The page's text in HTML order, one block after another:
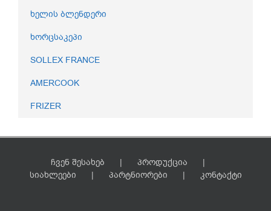
ხელის ბლენდერი
ხორცსაკეპი
SOLLEX FRANCE
AMERCOOK
FRIZER
ჩვენ შესახებ
პროდუქცია
სიახლეები
პარტნიორები კონტაქტი